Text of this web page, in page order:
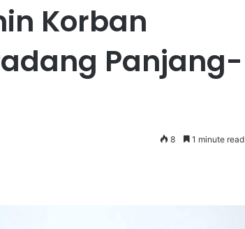
Korban
Panjang-
8 1 minute read